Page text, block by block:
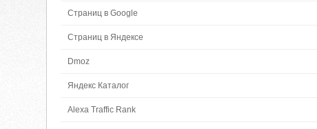
Страниц в Google
Страниц в Яндексе
Dmoz
Яндекс Каталог
Alexa Traffic Rank